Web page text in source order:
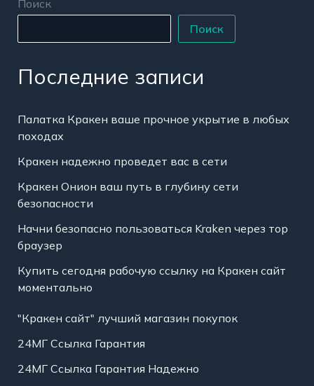
Поиск
Поиск
Последние записи
Палатка Кракен ваше прочное укрытие в любых
походах
Кракен надежно проведет вас в сети
Кракен Онион ваш путь в глубину сети
безопасности
Начни безопасно пользоваться Kraken через тор
браузер
Купить сегодня рабочую ссылку на Кракен сайт
моментально
"Кракен сайт" лучший магазин покупок
24МГ Ссылка Гарантия
24МГ Ссылка Гарантия Надежно